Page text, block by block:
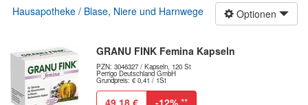
Optionen
Hausapotheke / Blase, Niere und Harnwege
GRANU FINK Femina Kapseln
PZN: 3046327 / Kapseln, 120 St
Perrigo Deutschland GmbH
Grundpreis: € 0,41 / 1St
49,18 € -12% **